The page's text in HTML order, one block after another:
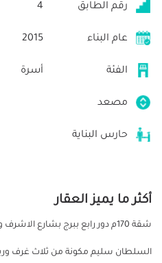
رقم الطابق 4
عام البناء 2015
الفئة أسرة
مصعد
حارس البناية
أكثر ما يميز العقار
شقة 170م دور رابع ببرج بشارع
السلطان سليم مكونة من ثلاث غرف